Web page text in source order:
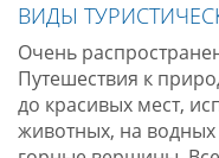
ВИДЫ
Очень
Путешествия к
до красивых мест,
животных, на водных